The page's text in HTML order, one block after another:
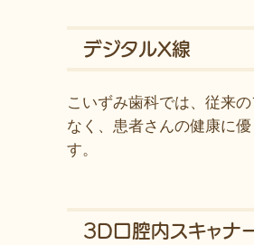
デジタルX線
こいずみ歯科では、従来
なく、患者さんの健康に
す。
3D口腔内スキャナ